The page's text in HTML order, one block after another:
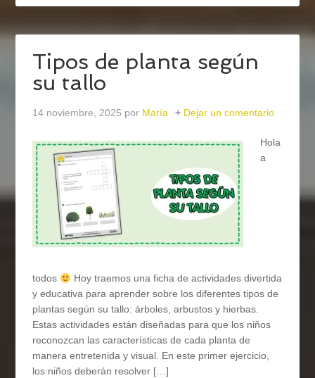
Tipos de planta según
su tallo
14 noviembre, 2025 por María Dejar un comentario
Hola
a
todos
Hoy traemos una ficha de actividades divertida
y educativa para aprender sobre los diferentes tipos de
plantas según su tallo: árboles, arbustos y hierbas.
Estas actividades están diseñadas para que los niños
reconozcan las características de cada planta de
manera entretenida y visual. En este primer ejercicio,
los niños deberán resolver […]